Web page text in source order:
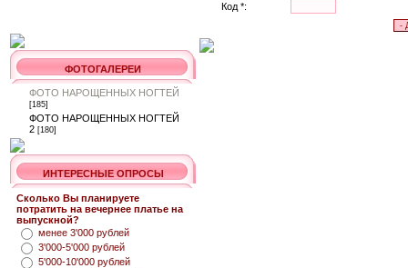
ФОТОГАЛЕРЕИ
ФОТО НАРОЩЕННЫХ НОГТЕЙ
[185]
ФОТО НАРОЩЕННЫХ НОГТЕЙ
2 [180]
ИНТЕРЕСНЫЕ ОПРОСЫ
Сколько Вы планируете
потратить на вечернее платье на
выпускной?
менее 3'000 рублей
3'000-5'000 рублей
5'000-10'000 рублей
Код *: